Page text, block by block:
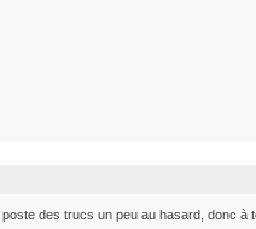
des trucs un peu au hasard, donc à